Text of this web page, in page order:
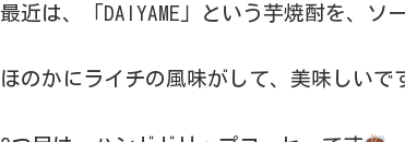
最近は、「DAIYAME」という芋焼酎を、ソ
ほのかにライチの風味がして、美味しいで